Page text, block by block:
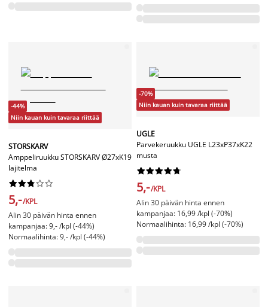
-44%
Niin kauan kuin tavaraa riittää
STORSKARV
Amppeliruukku STORSKARV Ø27xK19
lajitelma






5,-/KPL
Alin 30 päivän hinta ennen
kampanjaa: 9,- /kpl (-44%)
Normaalihinta: 9,- /kpl (-44%)
-70%
Niin kauan kuin tavaraa riittää
UGLE
Parvekeruukku UGLE L23xP37xK22
musta






5,-/KPL
Alin 30 päivän hinta ennen
kampanjaa: 16,99 /kpl (-70%)
Normaalihinta: 16,99 /kpl (-70%)